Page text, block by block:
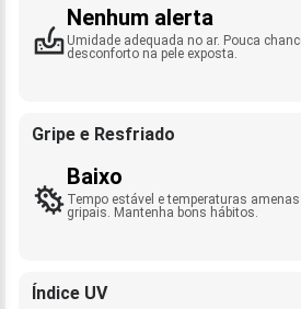
Nenhum alerta
Umidade adequada no ar. Pouca
desconforto na pele exposta.
Gripe e Resfriado
Baixo
Tempo estável e temperaturas
gripais. Mantenha bons hábitos.
Índice UV